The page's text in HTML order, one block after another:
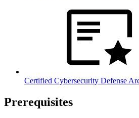
Certified Cybersecurity Defense
Prerequisites